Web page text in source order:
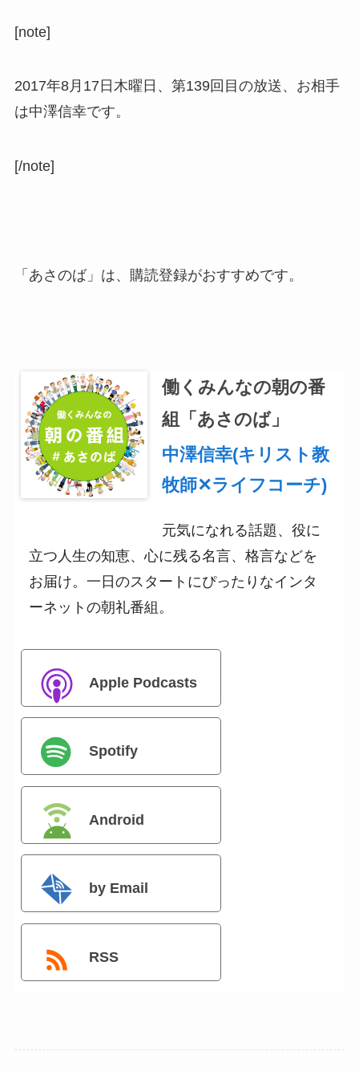
[note]
2017年8月17日木曜日、第139回目の放送、お相手
は中澤信幸です。
[/note]
「あさのば」は、購読登録がおすすめです。
働くみんなの朝の番
組「あさのば」
中澤信幸(キリスト教
牧師✕ライフコーチ)
元気になれる話題、役に
立つ人生の知恵、心に残る名言、格言などを
お届け。一日のスタートにぴったりなインタ
ーネットの朝礼番組。
Apple Podcasts
Spotify
Android
by Email
RSS